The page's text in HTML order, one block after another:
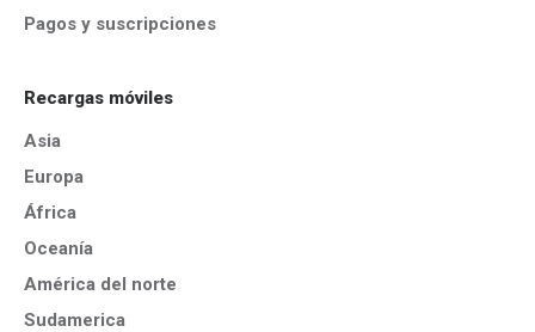
Pagos y suscripciones
Recargas móviles
Asia
Europa
África
Oceanía
América del norte
Sudamerica